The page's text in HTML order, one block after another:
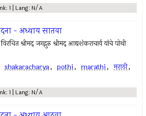
1 | Lang: N/A
- अध्याय सातवा
श्रीमद् जगद्गुरु श्रीमद् आद्यशंकराचार्य यांचे पोथी
shakaracharya, pothi, marathi, मराठी,
1 | Lang: N/A